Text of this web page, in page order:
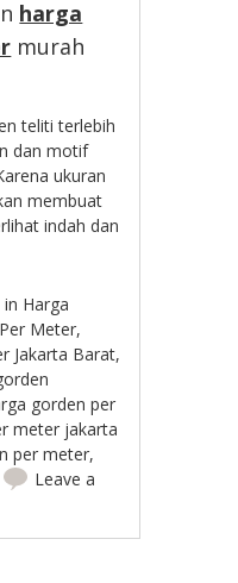
harga
murah
teliti terlebih
dan motif
ukuran
membuat
indah dan
Harga
Meter,
Jakarta Barat,
gorden per
meter jakarta
per meter,
Leave a